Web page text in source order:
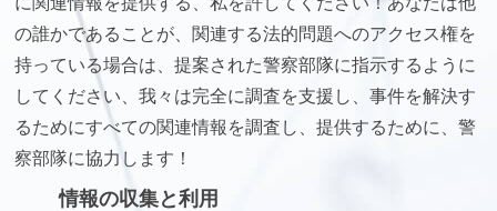
の誰かであることが、関連する法的問題へのアクセス権を
持っている場合は、提案された警察部隊に指示するように
してください、我々は完全に調査を支援し、事件を解決す
るためにすべての関連情報を調査し、提供するために、警
察部隊に協力します！
情報の収集と利用